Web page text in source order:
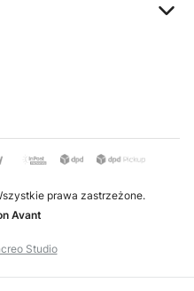
prawa zastrzeżone.
Avant
Studio
0. Zobacz szczegóły